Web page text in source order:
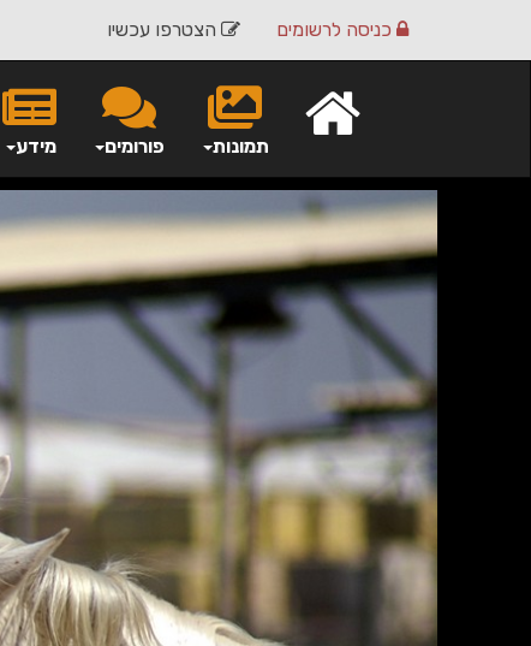
הצטרפו עכשיו כניסה לרשומים
מידע פורומים תמונות